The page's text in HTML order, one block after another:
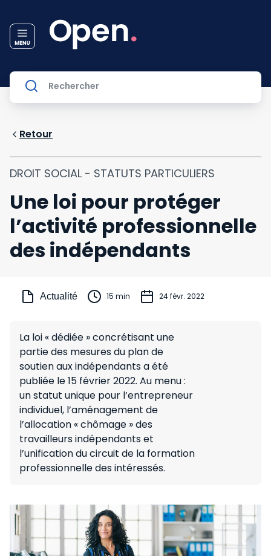
Retour
DROIT SOCIAL - STATUTS PARTICULIERS
Une loi pour protéger
l’activité professionnelle
des indépendants
Actualité 15 min 24 févr. 2022
La loi « dédiée » concrétisant une
partie des mesures du plan de
soutien aux indépendants a été
publiée le 15 février 2022. Au menu :
un statut unique pour l’entrepreneur
individuel, l’aménagement de
l’allocation « chômage » des
travailleurs indépendants et
l’unification du circuit de la formation
professionnelle des intéressés.